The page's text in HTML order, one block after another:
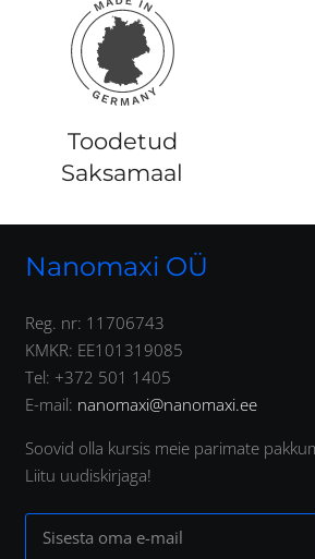
Toodetud
Saksamaal
Nanomaxi OÜ
Reg. nr: 11706743
KMKR: EE101319085
Tel: +372 501 1405
E-mail: nanomaxi@nanomaxi.ee
Soovid olla kursis meie parimate
Liitu uudiskirjaga!